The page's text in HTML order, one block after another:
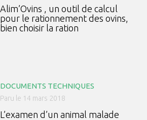
Alim’Ovins , un outil de calcul
pour le rationnement des ovins,
bien choisir la ration
DOCUMENTS TECHNIQUES
Paru le 14 mars 2018
L’examen d’un animal malade